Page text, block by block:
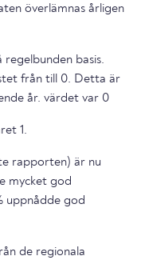
överlämnas årligen
basis.
från till 0. Detta är
år. värdet var 0
1.
rapporten) är nu
mycket god
uppnådde god
de regionala